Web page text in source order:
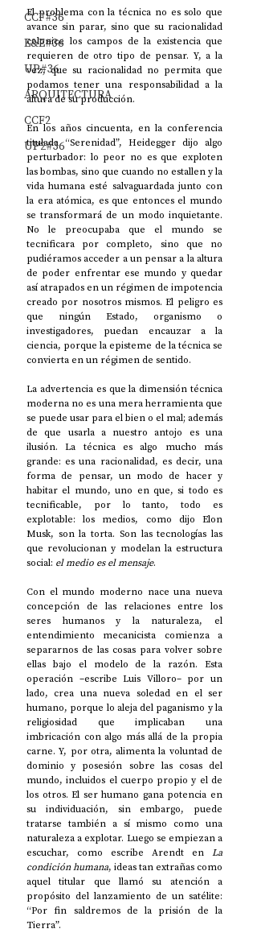
CCF#36
E&E#36
UP#36
ARQUITECTURA
CCF2
UP2#36
El problema con la técnica no es solo que
avance sin parar, sino que su racionalidad
colonice los campos de la existencia que
requieren de otro tipo de pensar. Y, a la
vez, que su racionalidad no permita que
podamos tener una responsabilidad a la
altura de su producción.
En los años cincuenta, en la conferencia
titulada “Serenidad”, Heidegger dijo algo
perturbador: lo peor no es que exploten
las bombas, sino que cuando no estallen y la
vida humana esté salvaguardada junto con
la era atómica, es que entonces el mundo
se transformará de un modo inquietante.
No le preocupaba que el mundo se
tecnificara por completo, sino que no
pudiéramos acceder a un pensar a la altura
de poder enfrentar ese mundo y quedar
así atrapados en un régimen de impotencia
creado por nosotros mismos. El peligro es
que ningún Estado, organismo o
investigadores, puedan encauzar a la
ciencia, porque la episteme de la técnica se
convierta en un régimen de sentido.
La advertencia es que la dimensión técnica
moderna no es una mera herramienta que
se puede usar para el bien o el mal; además
de que usarla a nuestro antojo es una
ilusión. La técnica es algo mucho más
grande: es una racionalidad, es decir, una
forma de pensar, un modo de hacer y
habitar el mundo, uno en que, si todo es
tecnificable, por lo tanto, todo es
explotable: los medios, como dijo Elon
Musk, son la torta. Son las tecnologías las
que revolucionan y modelan la estructura
social: el medio es el mensaje.
Con el mundo moderno nace una nueva
concepción de las relaciones entre los
seres humanos y la naturaleza, el
entendimiento mecanicista comienza a
separarnos de las cosas para volver sobre
ellas bajo el modelo de la razón. Esta
operación –escribe Luis Villoro– por un
lado, crea una nueva soledad en el ser
humano, porque lo aleja del paganismo y la
religiosidad que implicaban una
imbricación con algo más allá de la propia
carne. Y, por otra, alimenta la voluntad de
dominio y posesión sobre las cosas del
mundo, incluidos el cuerpo propio y el de
los otros. El ser humano gana potencia en
su individuación, sin embargo, puede
tratarse también a sí mismo como una
naturaleza a explotar. Luego se empiezan a
escuchar, como escribe Arendt en La
condición humana, ideas tan extrañas como
aquel titular que llamó su atención a
propósito del lanzamiento de un satélite:
“Por fin saldremos de la prisión de la
Tierra”.